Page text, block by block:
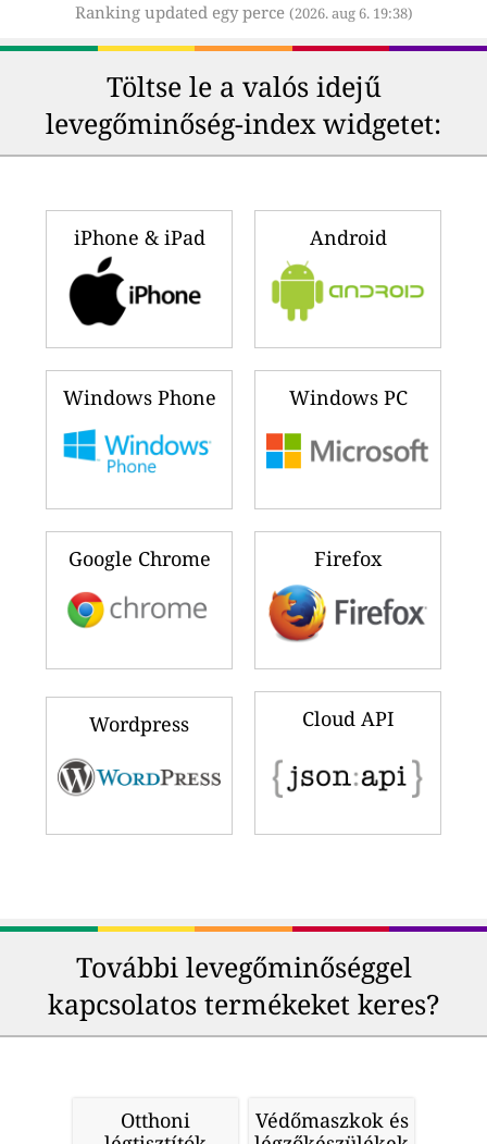
Ranking updated egy perce (2026. aug 6. 19:38)
Töltse le a valós idejű
levegőminőség-index widgetet:
iPhone & iPad Android
Windows Phone Windows PC
Google Chrome Firefox
Wordpress Cloud API
További levegőminőséggel
kapcsolatos termékeket keres?
Otthoni
Védőmaszkok és